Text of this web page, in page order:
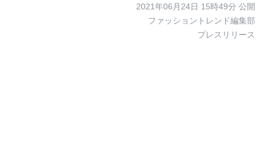
2021年06月24日 15時49分 公開
ファッショントレンド編集部
プレスリリース